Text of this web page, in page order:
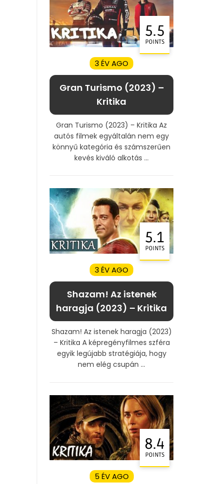
5.5
POINTS
3 ÉV AGO
Gran Turismo (2023) –
Kritika
Gran Turismo (2023) – Kritika Az
autós filmek egyáltalán nem egy
könnyű kategória és számszerűen
kevés kiváló alkotás ...
5.1
POINTS
3 ÉV AGO
Shazam! Az istenek
haragja (2023) – Kritika
Shazam! Az istenek haragja (2023)
– Kritika A képregényfilmes szféra
egyik legújabb stratégiája, hogy
nem elég csupán ...
8.4
POINTS
5 ÉV AGO